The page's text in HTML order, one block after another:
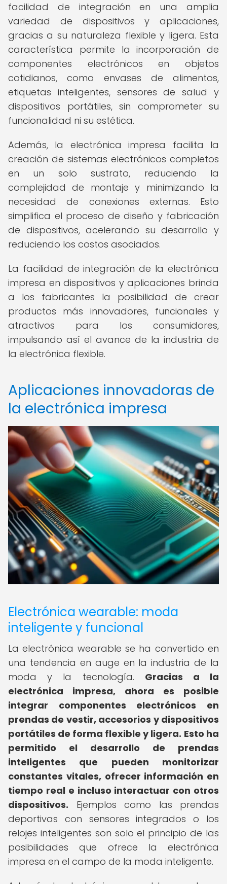
facilidad de integración en una amplia
variedad de dispositivos y aplicaciones,
gracias a su naturaleza flexible y ligera. Esta
característica permite la incorporación de
componentes electrónicos en objetos
cotidianos, como envases de alimentos,
etiquetas inteligentes, sensores de salud y
dispositivos portátiles, sin comprometer su
funcionalidad ni su estética.
Además, la electrónica impresa facilita la
creación de sistemas electrónicos completos
en un solo sustrato, reduciendo la
complejidad de montaje y minimizando la
necesidad de conexiones externas. Esto
simplifica el proceso de diseño y fabricación
de dispositivos, acelerando su desarrollo y
reduciendo los costos asociados.
La facilidad de integración de la electrónica
impresa en dispositivos y aplicaciones brinda
a los fabricantes la posibilidad de crear
productos más innovadores, funcionales y
atractivos para los consumidores,
impulsando así el avance de la industria de
la electrónica flexible.
Aplicaciones innovadoras de
la electrónica impresa
Electrónica wearable: moda
inteligente y funcional
La electrónica wearable se ha convertido en
una tendencia en auge en la industria de la
moda y la tecnología. Gracias a la
electrónica impresa, ahora es posible
integrar componentes electrónicos en
prendas de vestir, accesorios y dispositivos
portátiles de forma flexible y ligera. Esto ha
permitido el desarrollo de prendas
inteligentes que pueden monitorizar
constantes vitales, ofrecer información en
tiempo real e incluso interactuar con otros
dispositivos. Ejemplos como las prendas
deportivas con sensores integrados o los
relojes inteligentes son solo el principio de las
posibilidades que ofrece la electrónica
impresa en el campo de la moda inteligente.